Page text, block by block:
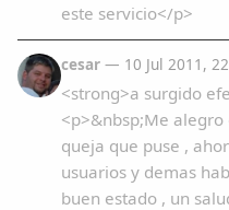
este servicio</p>
cesar — 10 Jul 2011,
<strong>a surgido
<p>&nbsp;Me
queja que puse ,
usuarios y demas
buen estado , un